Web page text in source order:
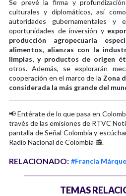
Se prevé la firma y
culturales y diplomáticos, así
autoridades gubernamentales y
oportunidades de inversión y
producción agropecuaria
alimentos, alianzas con la
limpias, y productos de origen
otros. Además, se explorarán
cooperación en el marco de la Zona
considerada la más grande del
📢 Entérate de lo que pasa en
través de las emisiones de RTVC
pantalla de Señal Colombia y
Radio Nacional de Colombia 📻.
RELACIONADO: #Francia
TEMAS